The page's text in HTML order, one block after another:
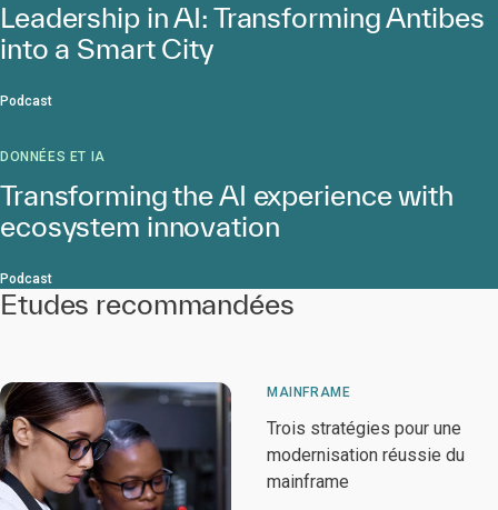
Leadership in AI: Transforming Antibes
into a Smart City
Podcast
DONNÉES ET IA
Transforming the AI experience with
ecosystem innovation
Podcast
Etudes recommandées
MAINFRAME
Trois stratégies pour une
modernisation réussie du
mainframe